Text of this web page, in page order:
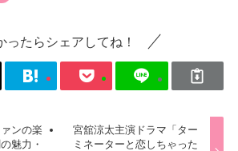
ったらシェアしてね！
ンの楽
魅力・
宮舘涼太主演ドラマ「ター
ミネーターと恋しちゃった